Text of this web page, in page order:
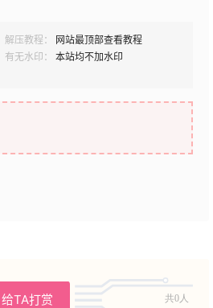
解压教程：
网站最顶部查看教程
有无水印：
本站均不加水印
给TA打赏 共0人